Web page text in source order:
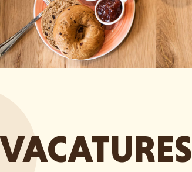
VACATURES